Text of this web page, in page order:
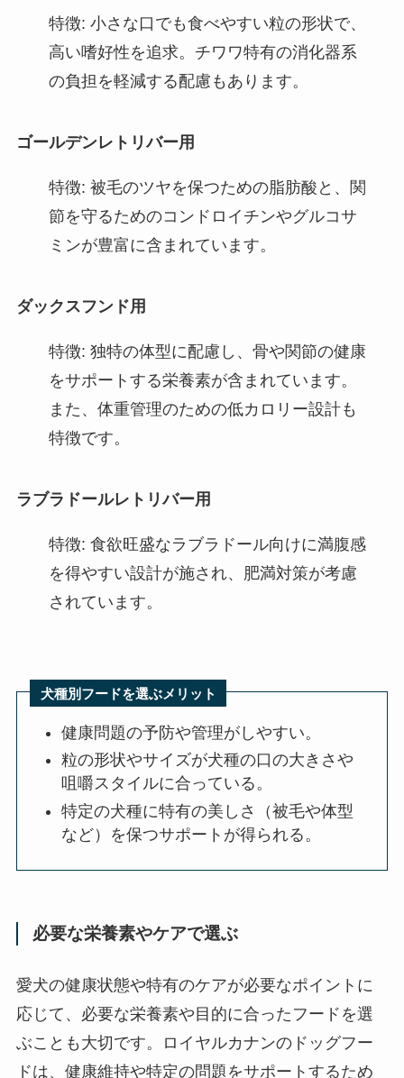
特徴: 小さな口でも食べやすい粒の形状で、
高い嗜好性を追求。チワワ特有の消化器系
の負担を軽減する配慮もあります。
ゴールデンレトリバー用
特徴: 被毛のツヤを保つための脂肪酸と、関
節を守るためのコンドロイチンやグルコサ
ミンが豊富に含まれています。
ダックスフンド用
特徴: 独特の体型に配慮し、骨や関節の健康
をサポートする栄養素が含まれています。
また、体重管理のための低カロリー設計も
特徴です。
ラブラドールレトリバー用
特徴: 食欲旺盛なラブラドール向けに満腹感
を得やすい設計が施され、肥満対策が考慮
されています。
犬種別フードを選ぶメリット
健康問題の予防や管理がしやすい。
粒の形状やサイズが犬種の口の大きさや
咀嚼スタイルに合っている。
特定の犬種に特有の美しさ（被毛や体型
など）を保つサポートが得られる。
必要な栄養素やケアで選ぶ
愛犬の健康状態や特有のケアが必要なポイントに
応じて、必要な栄養素や目的に合ったフードを選
ぶことも大切です。ロイヤルカナンのドッグフー
ドは、健康維持や特定の問題をサポートするため